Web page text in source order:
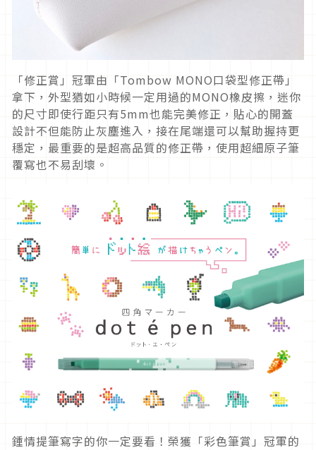
「修正賞」冠軍由「Tombow MONO口袋型修正帶」
拿下，外型猶如小時候一定用過的MONO橡皮擦，迷你
的尺寸即使行距只有5mm也能完美修正，貼心的開蓋
設計不但能防止灰塵進入，接在尾端還可以幫助握持更
穩定，最重要的是超高品質的修正帶，使用超細原子筆
覆寫也不易刮壞。
鍾情提筆寫字的你一定要看！榮獲「彩色筆賞」冠軍的